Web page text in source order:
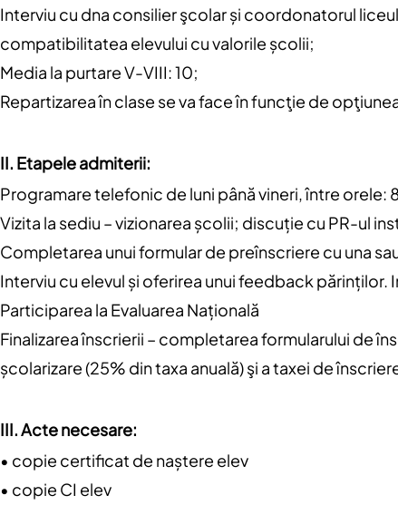
Interviu cu dna consilier şcolar și coordonatorul
compatibilitatea elevului cu valorile școlii;
Media la purtare V-VIII: 10;
Repartizarea în clase se va face în funcţie de
II. Etapele admiterii:
Programare telefonic de luni până vineri, între orele:
Vizita la sediu – vizionarea școlii; discuție cu PR-ul
Completarea unui formular de preînscriere cu una
Interviu cu elevul și oferirea unui feedback
Participarea la Evaluarea Națională
Finalizarea înscrierii – completarea formularului de
școlarizare (25% din taxa anuală) şi a taxei de
III. Acte necesare:
• copie certificat de naștere elev
• copie CI elev